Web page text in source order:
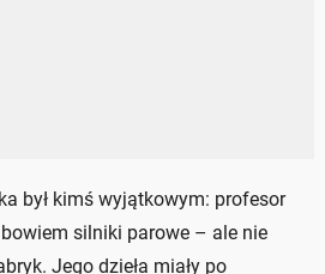
był kimś wyjątkowym: profesor
silniki parowe – ale nie
Jego dzieła miały po